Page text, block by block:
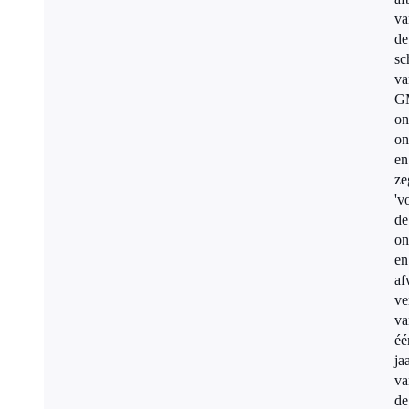
de
en
de
en
de